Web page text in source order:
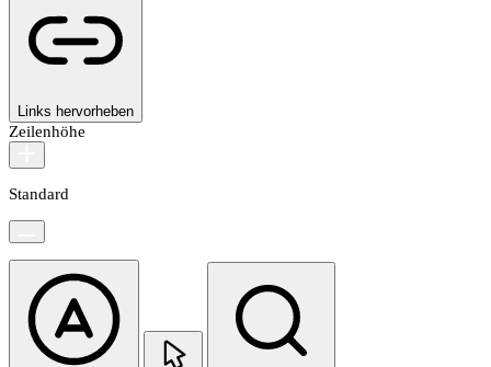
Links hervorheben
Zeilenhöhe
Standard